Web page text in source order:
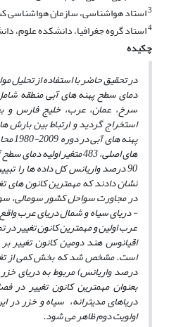
3استاد هواشناسی، سازمان هواشناسی
4استاد گروه جغرافیا، دانشکده علوم،
چکیده
در تحقیق حاضر با استفاده از تحلیل
دمای سطح پهنه های آبی منطقه
سرخ، عمان، عرب، خلیج فارس و
استخراج گردید و ارتباط بین
پهنه
90 درصد واریانس کل داده ها را
نشان دادند که مهمترین کانون های
در مجاورت سواحل کشور سومالی،
- دریای سیاه و شمال دریای عرب
عرب اولین و مهمترین کانون تغییر
اقیانوس هند دومین کانون تغییر
درصد واریانس) مربوط به دریای
بعنوان مهمترین کانون تغییر در
دریاهای مدیترانه، سیاه و خزر
اولویت دوم ظاهر می شود.